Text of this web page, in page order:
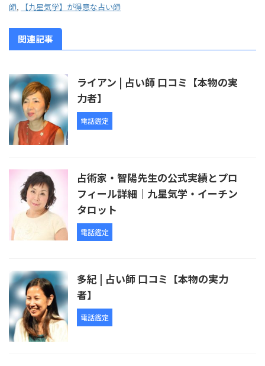
師, 【九星気学】が得意な占い師
関連記事
ライアン | 占い師 口コミ【本物の実
力者】
電話鑑定
占術家・智陽先生の公式実績とプロ
フィール詳細｜九星気学・イーチン
タロット
電話鑑定
多紀 | 占い師 口コミ【本物の実力
者】
電話鑑定